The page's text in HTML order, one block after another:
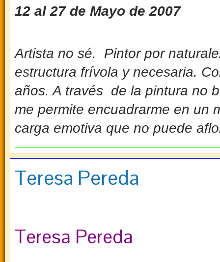
12 al 27 de Mayo de 2007
Artista no sé. Pintor por
estructura frívola y necesaria.
años. A través de la pintura no
me permite encuadrarme en un
carga emotiva que no puede
Teresa Pereda
Teresa Pereda